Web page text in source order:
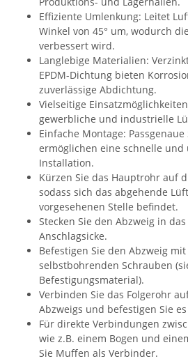
Effiziente Umlenkung: Leitet
Winkel von 45° um, wodurch
verbessert wird.
Langlebige Materialien:
EPDM-Dichtung bieten
zuverlässige Abdichtung.
Vielseitige
gewerbliche und industrielle
Einfache Montage: Passgenaue
ermöglichen eine schnelle und
Installation.
Kürzen Sie das Hauptrohr auf
sodass sich das abgehende
vorgesehenen Stelle befindet.
Stecken Sie den Abzweig in
Anschlagsicke.
Befestigen Sie den Abzweig
selbstbohrenden Schrauben
Befestigungsmaterial).
Verbinden Sie das Folgerohr
Abzweigs und befestigen Sie
Für direkte Verbindungen
wie z.B. einem Bogen und
Sie Muffen als Verbinder.